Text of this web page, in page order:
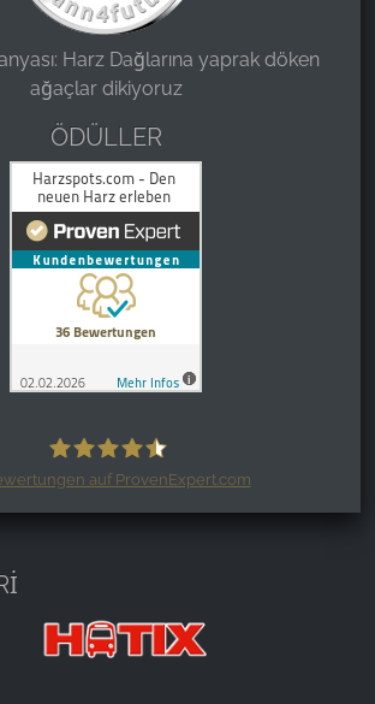
Harz Dağlarına yaprak döken
ağaçlar dikiyoruz
ÖDÜLLER
Harzspots.com - Den neuen Harz
auf ProvenExpert.com